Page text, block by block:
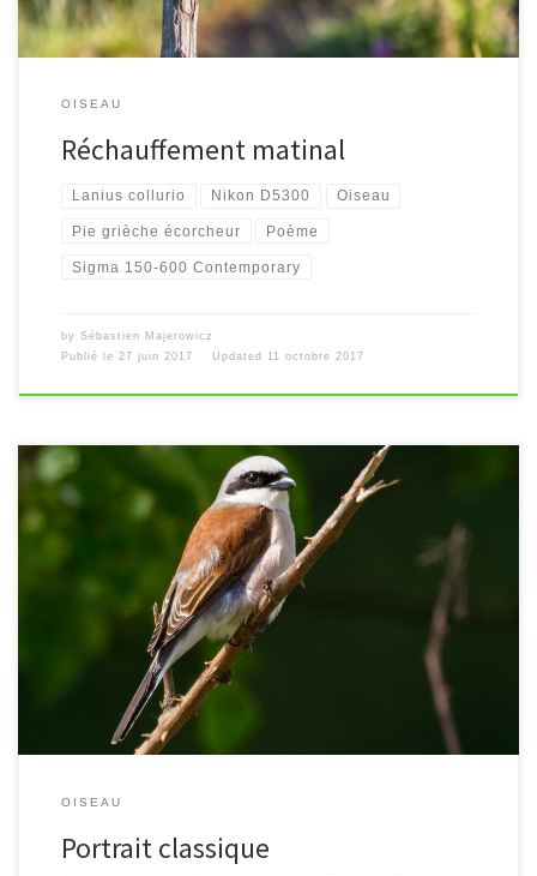
OISEAU
Réchauffement matinal
Lanius collurio Nikon D5300 Oiseau
Pie grièche écorcheur Poème
Sigma 150-600 Contemporary
by Sébastien Majerowicz
Publié le 27 juin 2017 Updated 11 octobre 2017
OISEAU
Portrait classique